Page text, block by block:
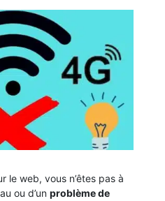
le web, vous n’êtes pas à
ou d’un problème de